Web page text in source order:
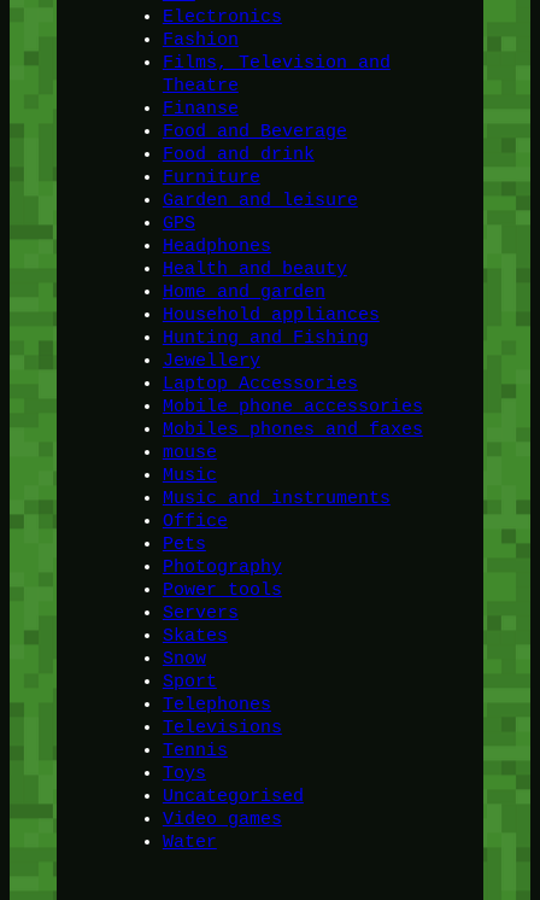
Electronics
Fashion
Films, Television and
Theatre
Finanse
Food and Beverage
Food and drink
Furniture
Garden and leisure
GPS
Headphones
Health and beauty
Home and garden
Household appliances
Hunting and Fishing
Jewellery
Laptop Accessories
Mobile phone accessories
Mobiles phones and faxes
mouse
Music
Music and instruments
Office
Pets
Photography
Power tools
Servers
Skates
Snow
Sport
Telephones
Televisions
Tennis
Toys
Uncategorised
Video games
Water